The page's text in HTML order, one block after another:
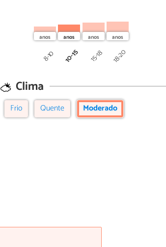
8-10 10-15 15-18 18-20
Clima
Frio Quente Moderado